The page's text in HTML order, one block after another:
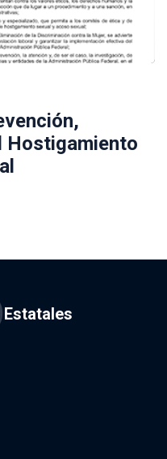
Hostigamiento